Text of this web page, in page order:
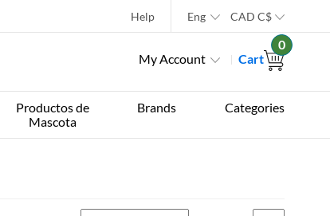
Help Eng CAD C$
My Account Cart
0
Productos de
Mascota
Brands Categories